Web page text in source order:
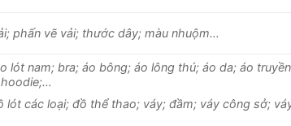
phấn vẽ vải; thước dây; màu nhuộm…
lót nam; bra; áo bông; áo lông thú; áo da; áo truyền
lót các loại; đồ thể thao; váy; đầm; váy công sở;